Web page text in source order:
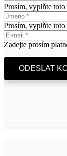
Prosím, vyplňte toto
Prosím, vyplňte toto
Zadejte prosím
ODESLAT